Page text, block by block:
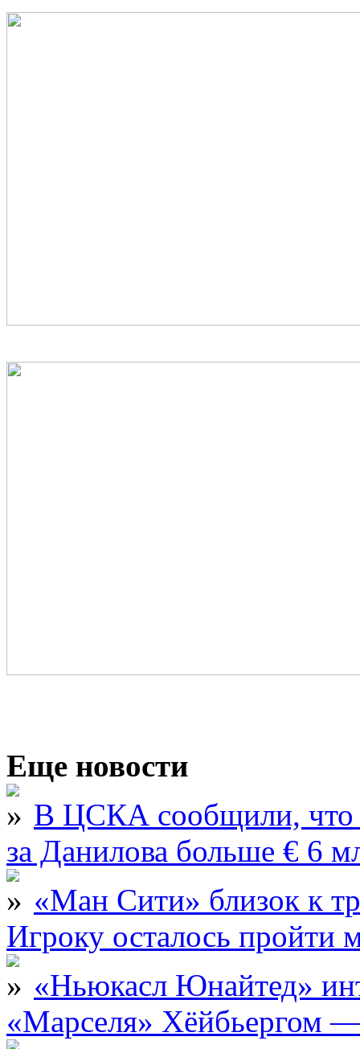
Еще новости
В ЦСКА сообщили, что
за Данилова больше € 6
«Ман Сити» близок к
Игроку осталось
«Ньюкасл Юнайтед»
«Марселя» Хёйбьергом